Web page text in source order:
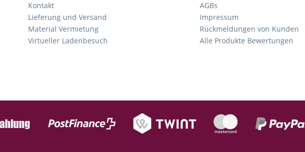
Kontakt
Lieferung und Versand
Material Vermietung
Virtueller Ladenbesuch
AGBs
Impressum
Rückmeldungen von Kunden
Alle Produkte Bewertungen